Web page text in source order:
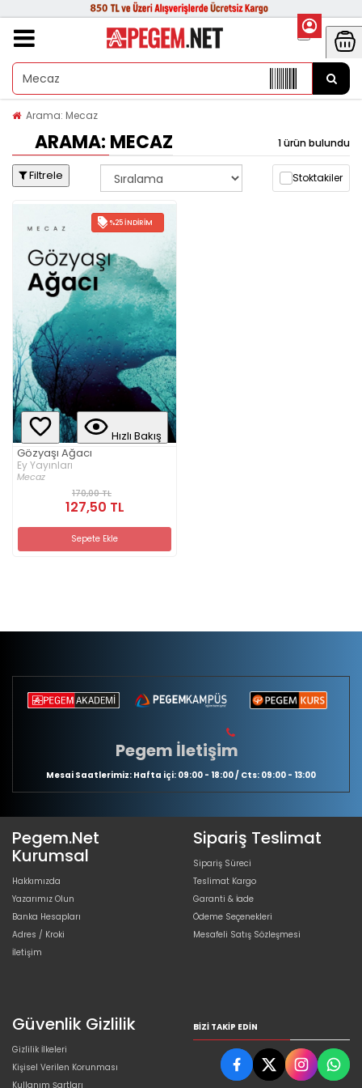
Arama: Mecaz
ARAMA: MECAZ 1 ürün bulundu
Filtrele Stoktakiler
%25 İNDIRIM
Hızlı Bakış
Gözyaşı Ağacı
Ey Yayınları
Mecaz
170,00 TL
127,50 TL
Sepete Ekle
Pegem İletişim
Mesai Saatlerimiz: Hafta içi: 09:00 - 18:00 / Cts: 09:00 - 13:00
Pegem.Net
Kurumsal
Hakkımızda
Yazarımız Olun
Banka Hesapları
Adres / Kroki
İletişim
Sipariş Teslimat
Sipariş Süreci
Teslimat Kargo
Garanti & İade
Ödeme Seçenekleri
Mesafeli Satış Sözleşmesi
Güvenlik Gizlilik
Gizlilik İlkeleri
Kişisel Verilen Korunması
Kullanım Şartları
BIZI TAKIP EDIN